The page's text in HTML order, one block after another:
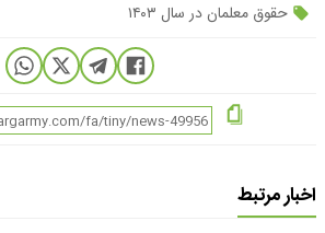
حقوق معلمان در سال ۱۴۰۳
اخبار مرتبط